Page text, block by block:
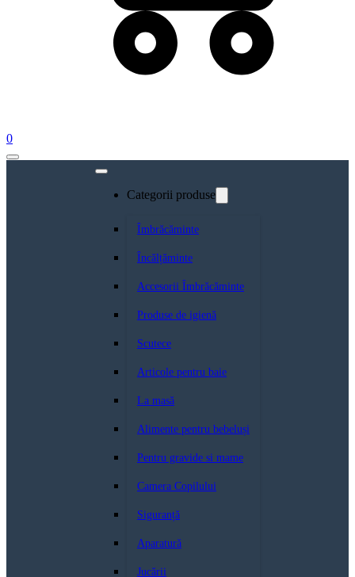
0
Categorii produse
Îmbrăcăminte
Încălțăminte
Accesorii Îmbrăcăminte
Produse de igienă
Scutece
Articole pentru baie
La masă
Alimente pentru bebeluși
Pentru gravide si mame
Camera Copilului
Siguranță
Aparatură
Jucării